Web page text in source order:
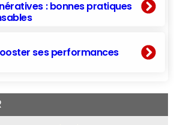
: bonnes pratiques
ses performances